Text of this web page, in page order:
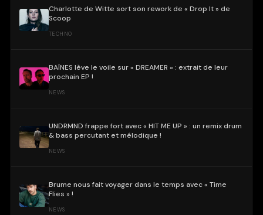
Charlotte de Witte sort son rework de « Drop It » de
Scoop
TECHNO
BAÏNES lève le voile sur « DREAMER » : extrait de leur
prochain EP !
NEWS
UNDRMND frappe fort avec « HIT ME UP » : un remix drum
& bass percutant et mélodique !
NEWS
Brume nous fait voyager dans le temps avec « Time
Flies » !
NEWS